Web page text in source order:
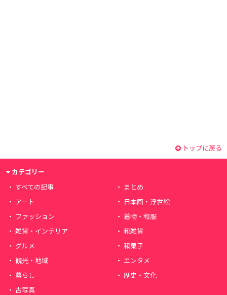
トップに戻る
カテゴリー
すべての記事
まとめ
アート
日本画・浮世絵
ファッション
着物・和服
雑貨・インテリア
和雑貨
グルメ
和菓子
観光・地域
エンタメ
暮らし
歴史・文化
古写真